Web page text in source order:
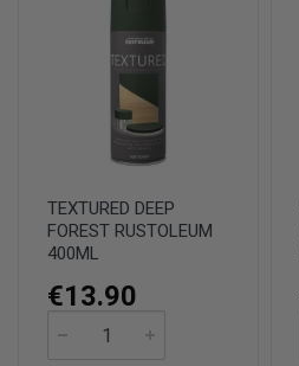
TEXTURED DEEP
FOREST RUSTOLEUM
400ML
€13.90